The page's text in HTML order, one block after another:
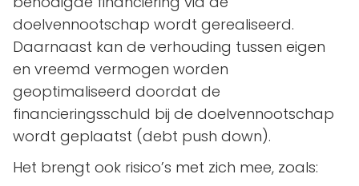
doelvennootschap wordt gerealiseerd.
Daarnaast kan de verhouding tussen eigen
en vreemd vermogen worden
geoptimaliseerd doordat de
financieringsschuld bij de doelvennootschap
wordt geplaatst (debt push down).
Het brengt ook risico’s met zich mee, zoals: